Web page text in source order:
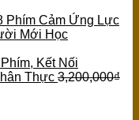
Phím Cảm Ứng Lực
Mới Học
Kết Nối
Thực 3,200,000₫